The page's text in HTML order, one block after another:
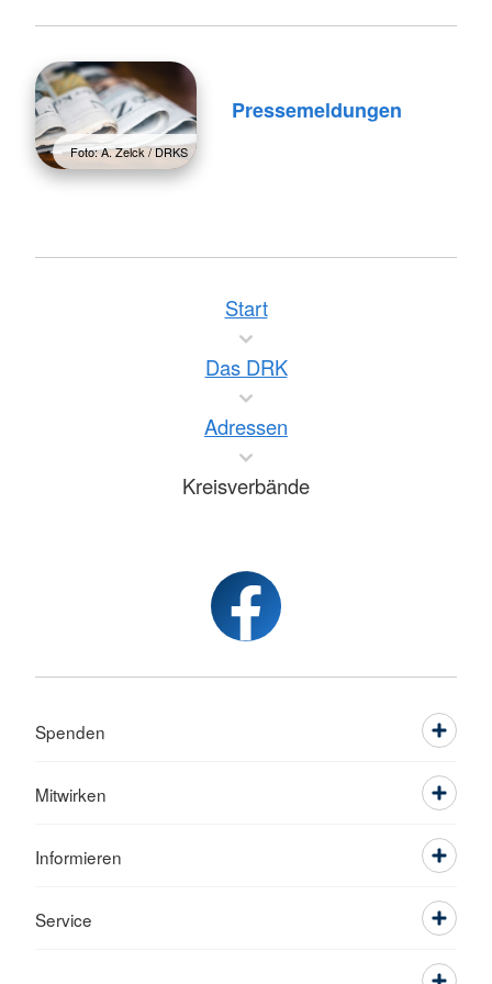
Foto: A. Zelck / DRKS
Pressemeldungen
Start
Das DRK
Adressen
Kreisverbände
Spenden
Mitwirken
Informieren
Service